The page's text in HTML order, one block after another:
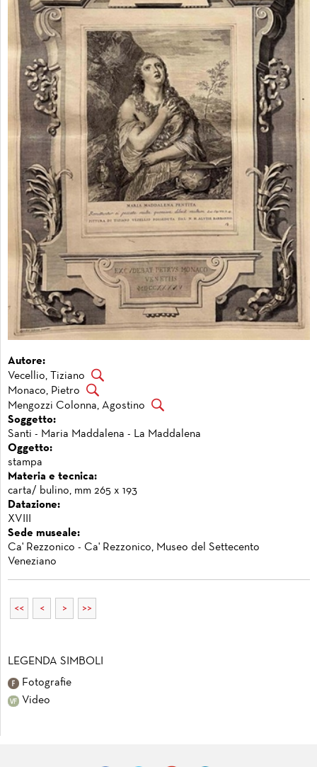
Autore:
Vecellio, Tiziano
Monaco, Pietro
Mengozzi Colonna, Agostino
Soggetto:
Santi - Maria Maddalena - La Maddalena
Oggetto:
stampa
Materia e tecnica:
carta/ bulino, mm 265 x 193
Datazione:
XVIII
Sede museale:
Ca' Rezzonico - Ca' Rezzonico, Museo del Settecento
Veneziano
<< < > >>
LEGENDA SIMBOLI
Fotografie
Video